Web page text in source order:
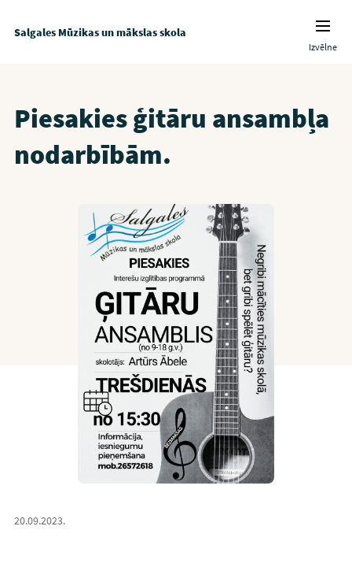
Salgales Mūzikas un mākslas skola
Izvēlne
Piesakies ģitāru ansambļa
nodarbībām.
20.09.2023.